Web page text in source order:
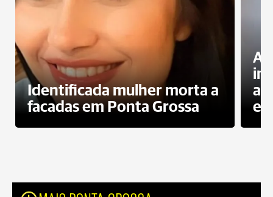
Identificada mulher morta a
facadas em Ponta Grossa